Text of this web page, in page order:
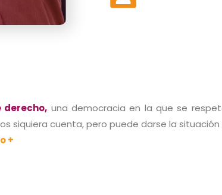
derecho, una democracia en la que se
siquiera cuenta, pero puede darse la situación
+